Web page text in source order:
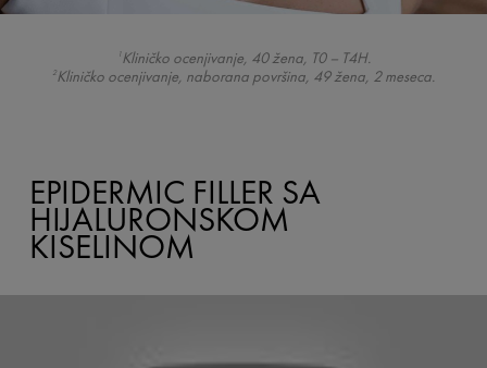
1Kliničko ocenjivanje, 40 žena, T0 – T4H.
2Kliničko ocenjivanje, naborana površina, 49 žena, 2 meseca.
EPIDERMIC FILLER SA
HIJALURONSKOM
KISELINOM